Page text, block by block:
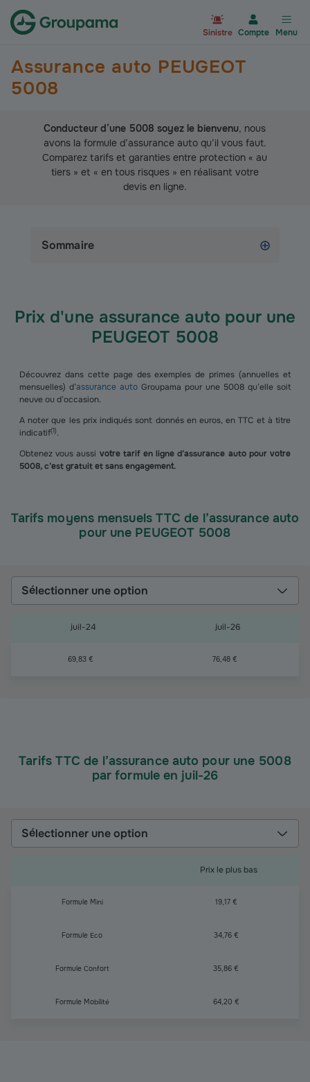
Sinistre Compte Menu
Assurance auto PEUGEOT
5008
Conducteur d’une 5008 soyez le bienvenu, nous
avons la formule d’assurance auto qu’il vous faut.
Comparez tarifs et garanties entre protection « au
tiers » et « en tous risques » en réalisant votre
devis en ligne.
Sommaire
Prix d'une assurance auto pour une
PEUGEOT 5008
Découvrez dans cette page des exemples de primes (annuelles et
mensuelles) d’assurance auto Groupama pour une 5008 qu’elle soit
neuve ou d’occasion.
A noter que les prix indiqués sont donnés en euros, en TTC et à titre
indicatif(1).
Obtenez vous aussi votre tarif en ligne d’assurance auto pour votre
5008, c’est gratuit et sans engagement.
Tarifs moyens mensuels TTC de l’assurance auto
pour une PEUGEOT 5008
Sélectionner une option
juil-24 juil-26
69,83 € 76,48 €
Tarifs TTC de l’assurance auto pour une 5008
par formule en juil-26
Sélectionner une option
Prix le plus bas
Formule Mini 19,17 €
Formule Eco 34,76 €
Formule Confort 35,86 €
Formule Mobilité 64,20 €